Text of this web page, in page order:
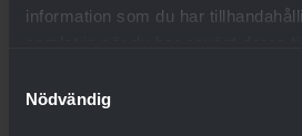
information som du har
Nödvändig